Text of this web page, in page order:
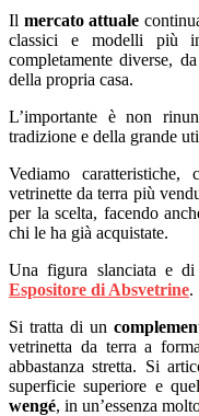
Il mercato attuale
classici e modelli più
completamente diverse,
della propria casa.
L’importante è non
tradizione e della grande
Vediamo
vetrinette da terra più
per la scelta, facendo
chi le ha già acquistate.
Una figura slanciata e di
Espositore di Absvetrine.
Si tratta di un
vetrinetta da terra a
abbastanza stretta. Si
superficie superiore e
wengé, in un’essenza